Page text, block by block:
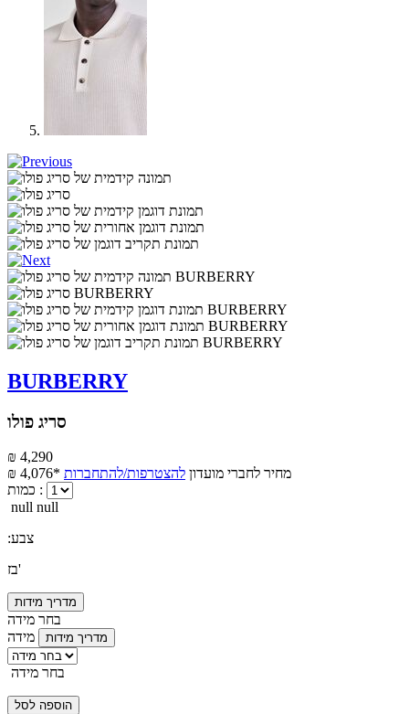
BURBERRY
סריג פולו
₪ 4,290
₪ 4,076*
מחיר לחברי מועדון להצטרפות/להתחברות
כמות :
null null
:צבע
בז'
מדריך מידות
בחר מידה
מידה
מדריך מידות
בחר מידה
הוספה לסל